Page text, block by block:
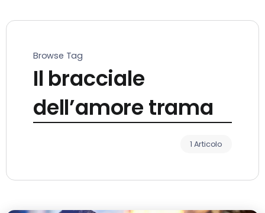
Browse Tag
Il bracciale
dell’amore trama
1 Articolo